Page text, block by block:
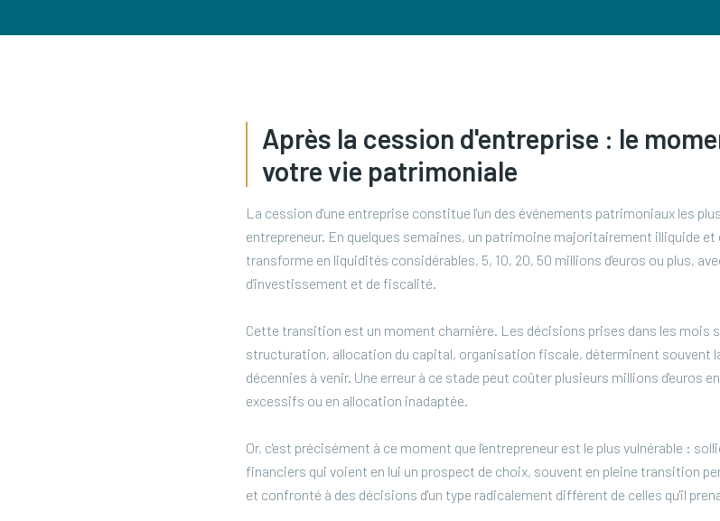
Après la cession d'entreprise : le
votre vie patrimoniale
La cession d'une entreprise constitue l'un des événements patrimoniaux les
entrepreneur. En quelques semaines, un patrimoine majoritairement illiquide
transforme en liquidités considérables, 5, 10, 20, 50 millions d'euros ou plus,
d'investissement et de fiscalité.
Cette transition est un moment charnière. Les décisions prises dans les mois
structuration, allocation du capital, organisation fiscale, déterminent souvent
décennies à venir. Une erreur à ce stade peut coûter plusieurs millions d'euros
excessifs ou en allocation inadaptée.
Or, c'est précisément à ce moment que l'entrepreneur est le plus vulnérable :
financiers qui voient en lui un prospect de choix, souvent en pleine transition
et confronté à des décisions d'un type radicalement différent de celles qu'il